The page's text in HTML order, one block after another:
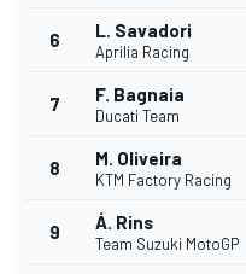
6 L. Savadori
Aprilia Racing
7 F. Bagnaia
Ducati Team
8 M. Oliveira
KTM Factory Racing
9 Á. Rins
Team Suzuki MotoGP